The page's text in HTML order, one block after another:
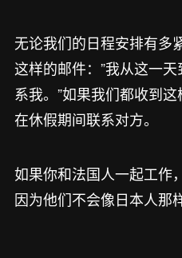
无论我们的日程安排有多
这样的邮件：”我从这一
系我。”如果我们都收到
在休假期间联系对方。
如果你和法国人一起工作
因为他们不会像日本人那